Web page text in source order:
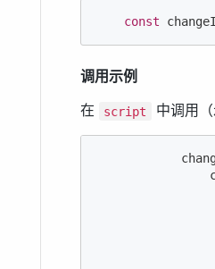
const
调用示例
在
script 中调用